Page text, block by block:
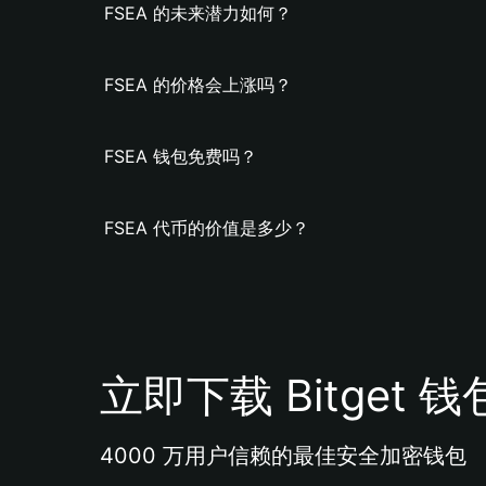
FSEA 的未来潜力如何？
FSEA 的价格会上涨吗？
FSEA 钱包免费吗？
FSEA 代币的价值是多少？
立即下载 Bitget 钱
4000 万用户信赖的最佳安全加密钱包